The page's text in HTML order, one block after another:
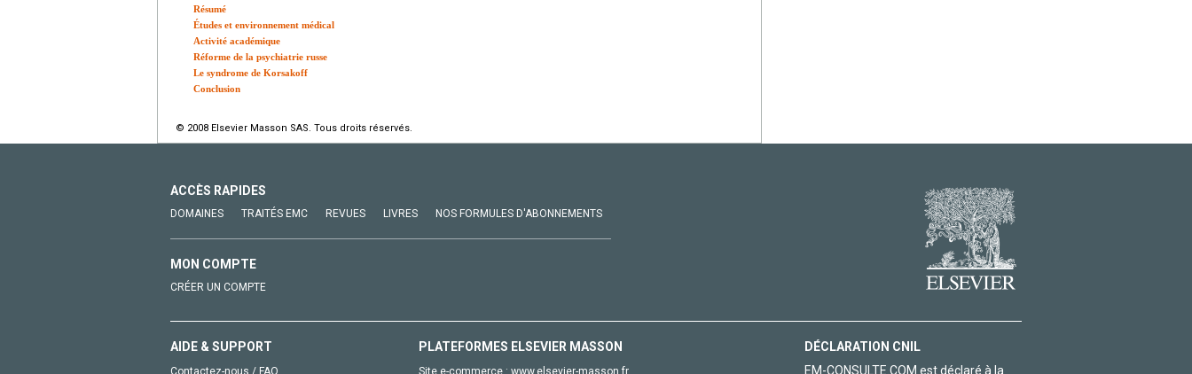
Résumé
Études et environnement médical
Activité académique
Réforme de la psychiatrie russe
Le syndrome de Korsakoff
Conclusion
© 2008 Elsevier Masson SAS. Tous droits réservés.
ACCÈS RAPIDES
DOMAINES TRAITÉS EMC REVUES LIVRES NOS FORMULES D'ABONNEMENTS
MON COMPTE
CRÉER UN COMPTE
AIDE & SUPPORT
Contactez-nous / FAQ
PLATEFORMES ELSEVIER MASSON
Site e-commerce : www.elsevier-masson.fr
DÉCLARATION CNIL
EM-CONSULTE.COM est déclaré à la